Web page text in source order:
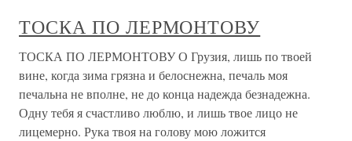
ТОСКА ПО ЛЕРМОНТОВУ
ТОСКА ПО ЛЕРМОНТОВУ О Грузия, лишь по твоей
вине, когда зима грязна и белоснежна, печаль моя
печальна не вполне, не до конца надежда безнадежна.
Одну тебя я счастливо люблю, и лишь твое лицо не
лицемерно. Рука твоя на голову мою ложится